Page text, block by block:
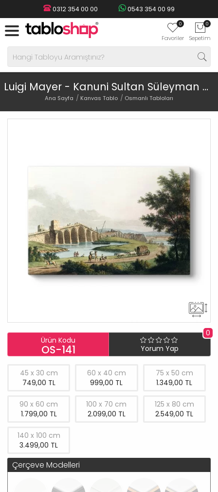
0312 354 00 00 0543 354 00 99
0
Favoriler
0
Sepetim
Luigi Mayer - Kanuni Sultan Süleyman Köprüsü Tablosu
Ana Sayfa Kanvas Tablo Osmanlı Tabloları
Ürün Kodu
OS-141
0
Yorum Yap
45 x 30 cm
749,00 TL
60 x 40 cm
999,00 TL
75 x 50 cm
1.349,00 TL
90 x 60 cm
1.799,00 TL
100 x 70 cm
2.099,00 TL
125 x 80 cm
2.549,00 TL
140 x 100 cm
3.499,00 TL
Çerçeve Modelleri